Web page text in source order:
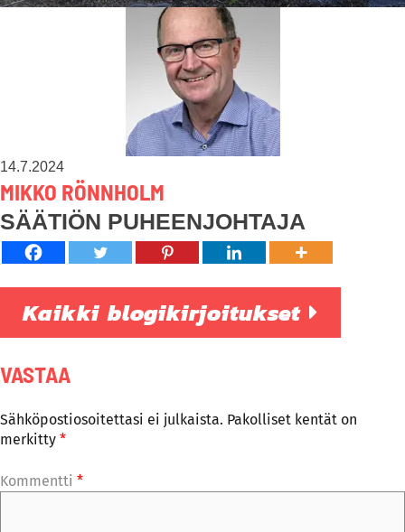
14.7.2024
MIKKO RÖNNHOLM
SÄÄTIÖN PUHEENJOHTAJA
Kaikki blogikirjoitukset
VASTAA
Sähköpostiosoitettasi ei julkaista. Pakolliset kentät on
merkitty *
Kommentti *